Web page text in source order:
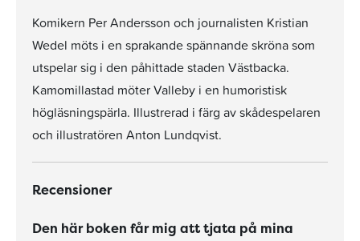
Komikern Per Andersson och journalisten Kristian
Wedel möts i en sprakande spännande skröna som
utspelar sig i den påhittade staden Västbacka.
Kamomillastad möter Valleby i en humoristisk
högläsningspärla. Illustrerad i färg av skådespelaren
och illustratören Anton Lundqvist.
Recensioner
Den här boken får mig att tjata på mina